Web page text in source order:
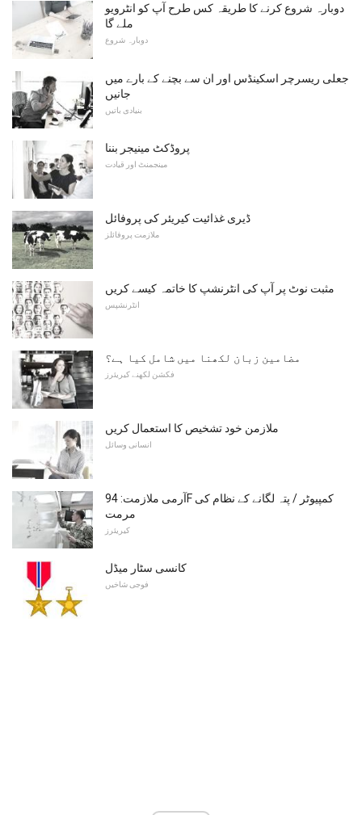
دوبارہ شروع کرنے کا طریقہ کس طرح آپ کو انٹرویو
ملے گا
دوبارہ شروع
جعلی ریسرچر اسکینڈس اور ان سے بچنے کے بارے میں
جانیں
بنیادی باتیں
پروڈکٹ مینیجر بننا
مینجمنٹ اور قیادت
ڈیری غذائیت کیریئر کی پروفائل
ملازمت پروفائلز
مثبت نوٹ پر آپ کی انٹرنشپ کا خاتمہ کیسے کریں
انٹرنشپس
مضامین زبان لکھنا میں شامل کیا ہے؟
فکشن لکھنے کیریئرز
ملازمن خود تشخیص کا استعمال کریں
انسانی وسائل
آرمی ملازمت: 94F کمپیوٹر / پتہ لگانے کے نظام کی
مرمت
کیریئرز
کانسی سٹار میڈل
فوجی شاخیں